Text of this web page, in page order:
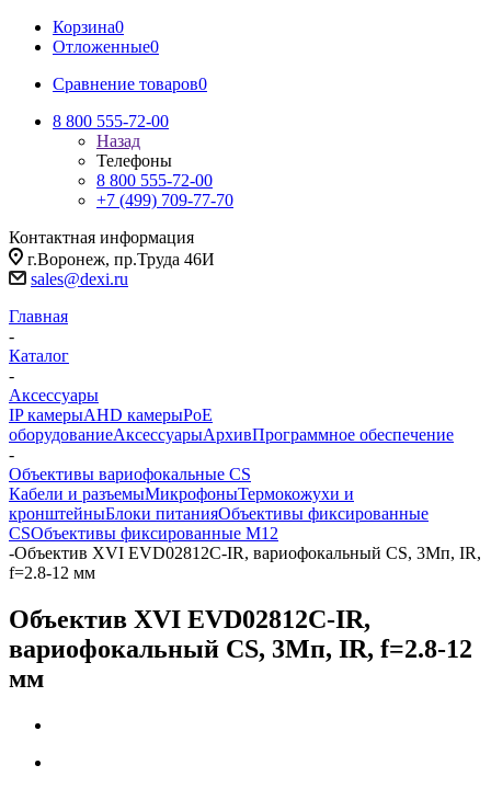
Корзина0
Отложенные0
Сравнение товаров0
8 800 555-72-00
Назад
Телефоны
8 800 555-72-00
+7 (499) 709-77-70
Контактная информация
г.Воронеж, пр.Труда 46И
sales@dexi.ru
Главная
-
Каталог
-
Аксессуары
IP камерыAHD камерыPoE
оборудованиеАксессуарыАрхивПрограммное обеспечение
-
Объективы вариофокальные CS
Кабели и разъемыМикрофоныТермокожухи и
кронштейныБлоки питанияОбъективы фиксированные
CSОбъективы фиксированные М12
-Объектив XVI EVD02812C-IR, вариофокальный CS, 3Мп, IR,
f=2.8-12 мм
Объектив XVI EVD02812C-IR,
вариофокальный CS, 3Мп, IR, f=2.8-12
мм